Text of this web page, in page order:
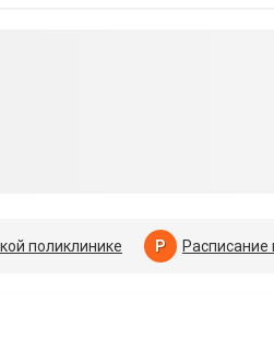
поликлинике Р